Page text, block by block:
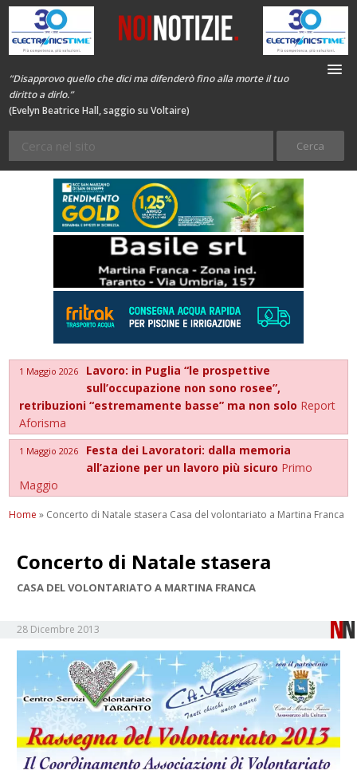
“Disapprovo quello che dici ma difenderò fino alla morte il tuo
diritto a dirlo.”
(Evelyn Beatrice Hall, saggio su Voltaire)
1 Maggio 2026
Lavoro: in Puglia “le prospettive
sull’occupazione non sono rosee”,
retribuzioni “estremamente basse” ma non solo Report
Aforisma
1 Maggio 2026
Festa dei Lavoratori: dalla memoria
all’azione per un lavoro più sicuro Primo
Maggio
Home » Concerto di Natale stasera Casa del volontariato a Martina Franca
Concerto di Natale stasera
CASA DEL VOLONTARIATO A MARTINA FRANCA
28 Dicembre 2013